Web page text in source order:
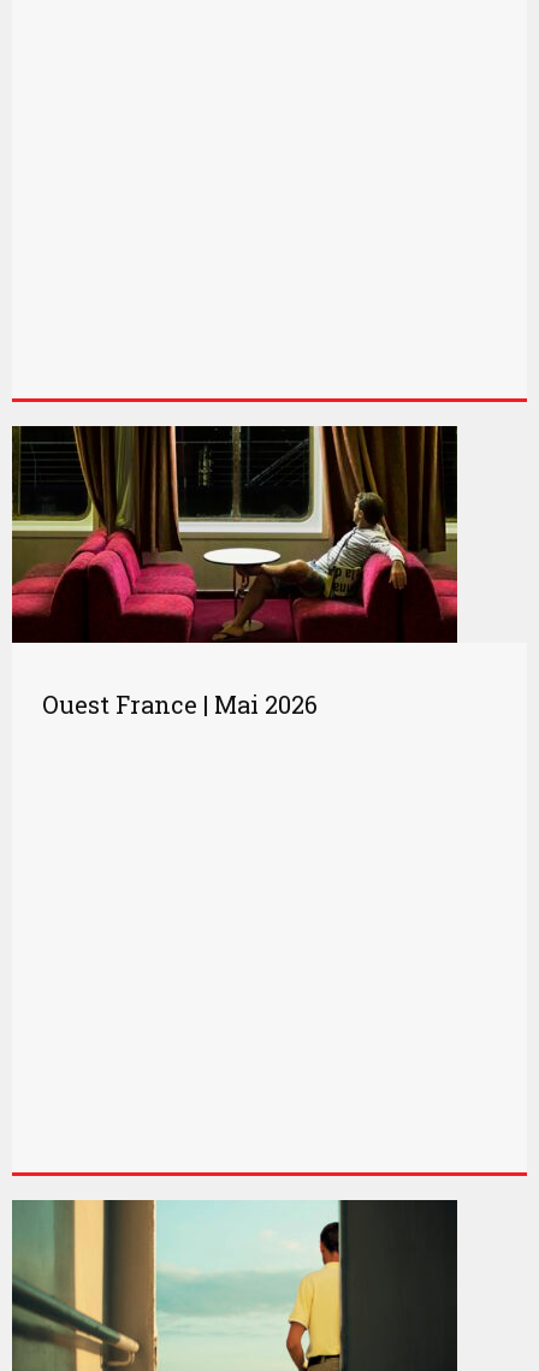
Ouest France | Mai 2026